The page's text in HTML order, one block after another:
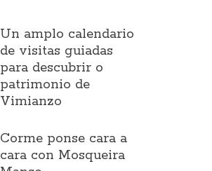
Un amplo calendario
de visitas guiadas
para descubrir o
patrimonio de
Vimianzo
Corme ponse cara a
cara con Mosqueira